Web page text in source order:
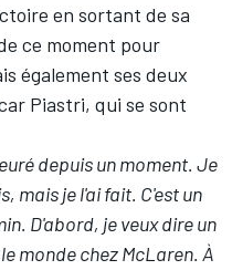
en sortant de sa
ce moment pour
également ses deux
Piastri, qui se sont
depuis un moment. Je
mais je l'ai fait. C'est un
D'abord, je veux dire un
monde chezMcLaren. À